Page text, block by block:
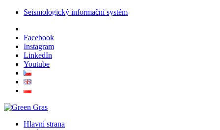
Seismologický informační systém
Facebook
Instagram
LinkedIn
Youtube
Hlavní strana